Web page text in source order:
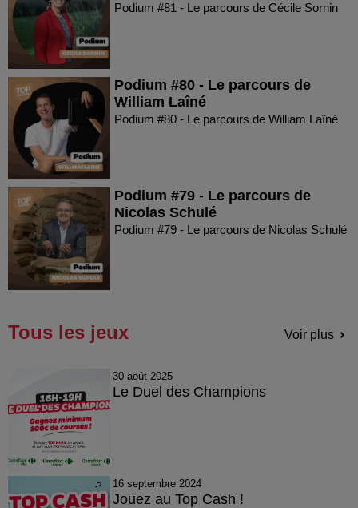
Podium #81 - Le parcours de Cécile Sornin
Podium #80 - Le parcours de
William Laîné
Podium #80 - Le parcours de William Laîné
Podium #79 - Le parcours de
Nicolas Schulé
Podium #79 - Le parcours de Nicolas Schulé
Tous les jeux Voir plus
30 août 2025
Le Duel des Champions
16 septembre 2024
Jouez au Top Cash !